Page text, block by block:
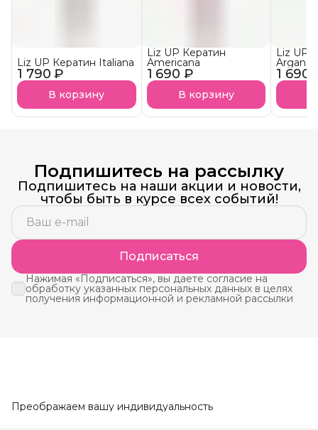
1 790 ₽
Liz UP Кератин Italiana
В корзину
1 690 ₽
Liz UP Кератин
Americana
В корзину
1 690
Liz UP
Argan
Подпишитесь на рассылку
Подпишитесь на наши акции и новости,
чтобы быть в курсе всех событий!
Подписаться
Нажимая «Подписаться», вы даете согласие на
обработку указанных персональных данных в целях
получения информационной и рекламной рассылки
Преображаем вашу индивидуальность